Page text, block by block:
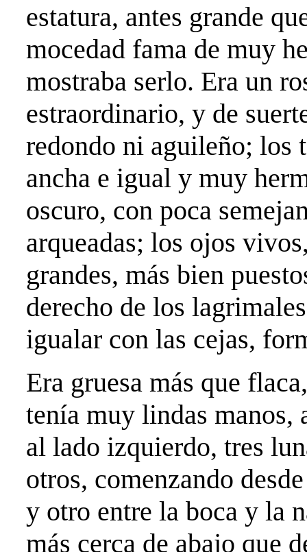
estatura, antes grande
mocedad fama de muy
mostraba serlo. Era un
estraordinario, y de
redondo ni aguileño; los
ancha e igual y muy
oscuro, con poca
arqueadas; los ojos
grandes, más bien
derecho de los
igualar con las cejas,
Era gruesa más que
tenía muy lindas manos,
al lado izquierdo, tres
otros, comenzando
y otro entre la boca y la
más cerca de abajo que